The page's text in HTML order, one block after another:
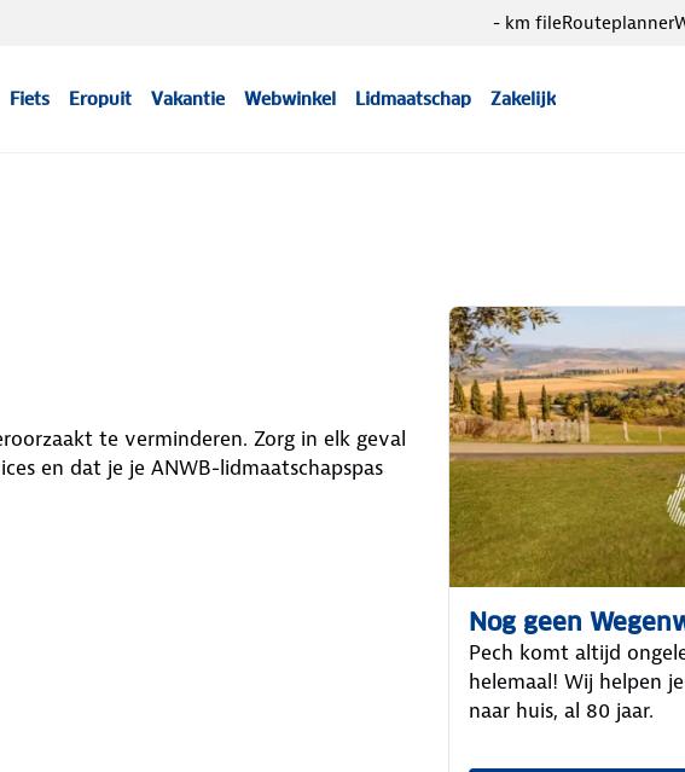
Fiets Eropuit Vakantie Webwinkel Lidmaatschap Zakelijk
- km fileRouteplanner
te verminderen. Zorg in elk geval
en dat je je ANWB-lidmaatschapspas
Nog geen
Pech komt altijd
helemaal! Wij helpen
naar huis, al 80 jaar.